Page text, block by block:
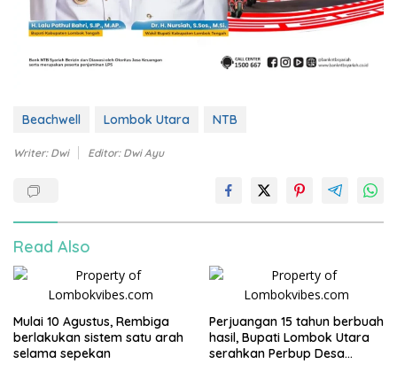
Beachwell Lombok Utara NTB
Writer: Dwi Editor: Dwi Ayu
Read Also
Mulai 10 Agustus, Rembiga
berlakukan sistem satu arah
selama sepekan
Perjuangan 15 tahun berbuah
hasil, Bupati Lombok Utara
serahkan Perbup Desa